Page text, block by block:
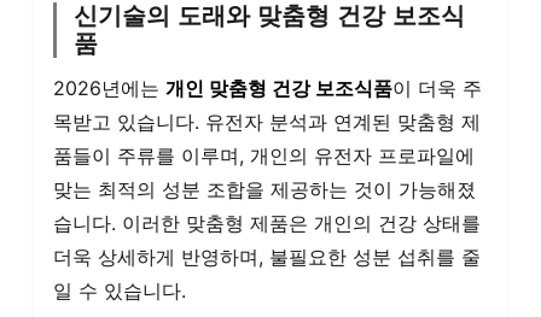
신기술의 도래와 맞춤형 건강 보조식
품
2026년에는 개인 맞춤형 건강 보조식품이 더욱 주
목받고 있습니다. 유전자 분석과 연계된 맞춤형 제
품들이 주류를 이루며, 개인의 유전자 프로파일에
맞는 최적의 성분 조합을 제공하는 것이 가능해졌
습니다. 이러한 맞춤형 제품은 개인의 건강 상태를
더욱 상세하게 반영하며, 불필요한 성분 섭취를 줄
일 수 있습니다.